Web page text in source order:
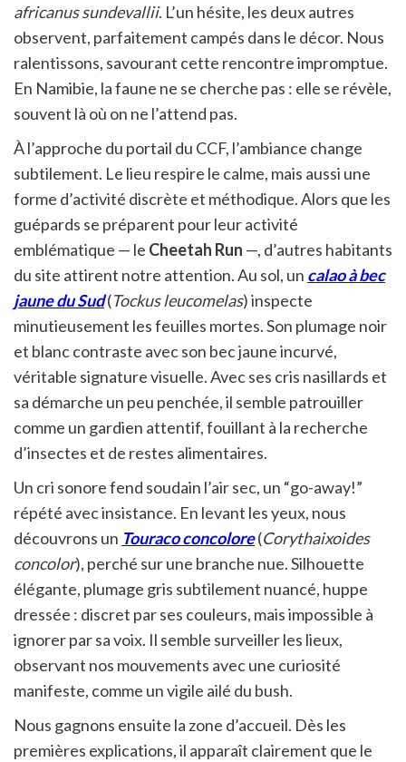
africanus sundevallii. L’un hésite, les deux autres
observent, parfaitement campés dans le décor. Nous
ralentissons, savourant cette rencontre impromptue.
En Namibie, la faune ne se cherche pas : elle se révèle,
souvent là où on ne l’attend pas.
À l’approche du portail du CCF, l’ambiance change
subtilement. Le lieu respire le calme, mais aussi une
forme d’activité discrète et méthodique. Alors que les
guépards se préparent pour leur activité
emblématique — le Cheetah Run —, d’autres habitants
du site attirent notre attention. Au sol, un calao à bec
jaune du Sud(Tockus leucomelas) inspecte
minutieusement les feuilles mortes. Son plumage noir
et blanc contraste avec son bec jaune incurvé,
véritable signature visuelle. Avec ses cris nasillards et
sa démarche un peu penchée, il semble patrouiller
comme un gardien attentif, fouillant à la recherche
d’insectes et de restes alimentaires.
Un cri sonore fend soudain l’air sec, un “go-away!”
répété avec insistance. En levant les yeux, nous
découvrons un Touraco concolore(Corythaixoides
concolor), perché sur une branche nue. Silhouette
élégante, plumage gris subtilement nuancé, huppe
dressée : discret par ses couleurs, mais impossible à
ignorer par sa voix. Il semble surveiller les lieux,
observant nos mouvements avec une curiosité
manifeste, comme un vigile ailé du bush.
Nous gagnons ensuite la zone d’accueil. Dès les
premières explications, il apparaît clairement que le